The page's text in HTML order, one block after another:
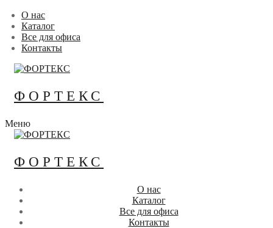
Перейти
содержимому
Меню
Закрыть
О нас
Каталог
Все для офиса
Контакты
ФОРТЕКС
Меню
ФОРТЕКС
О нас
Каталог
Все для офиса
Контакты